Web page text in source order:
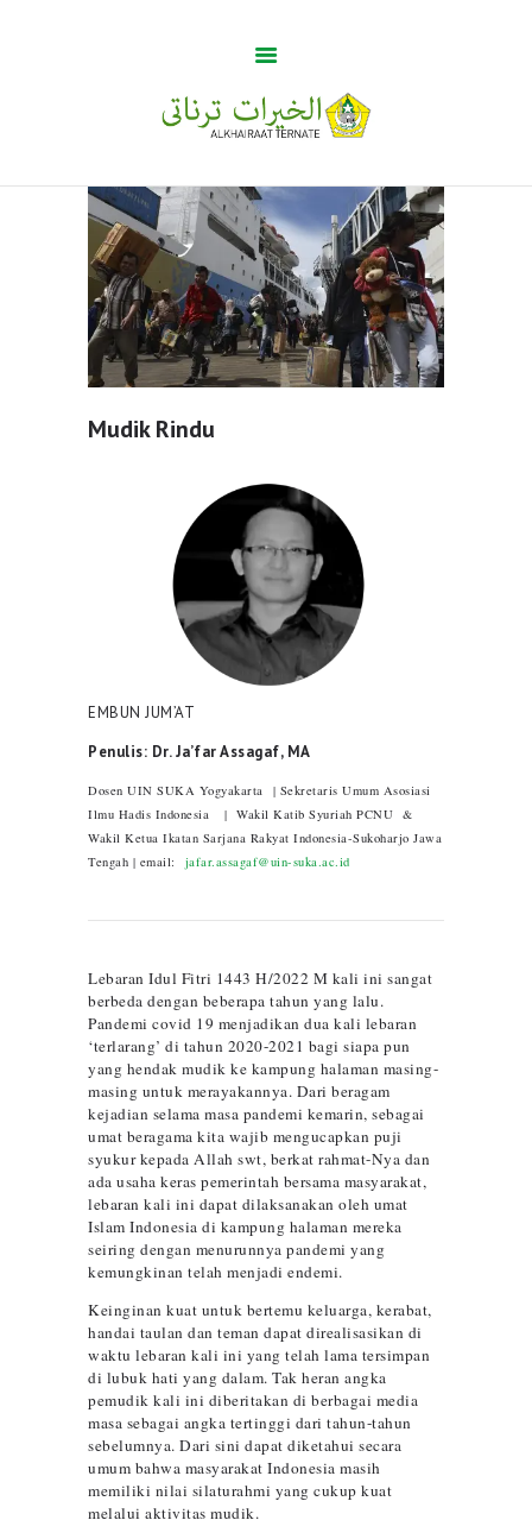
Home
Khabar
BUMA
Profile
Gallery
Mudik Rindu
EMBUN JUM’AT
Penulis: Dr. Ja’far Assagaf, MA
Dosen UIN SUKA Yogyakarta | Sekretaris Umum Asosiasi
Ilmu Hadis Indonesia | Wakil Katib Syuriah PCNU &
Wakil Ketua Ikatan Sarjana Rakyat Indonesia-Sukoharjo Jawa
Tengah | email: jafar.assagaf@uin-suka.ac.id
Lebaran Idul Fitri 1443 H/2022 M kali ini sangat
berbeda dengan beberapa tahun yang lalu.
Pandemi covid 19 menjadikan dua kali lebaran
‘terlarang’ di tahun 2020-2021 bagi siapa pun
yang hendak mudik ke kampung halaman masing-
masing untuk merayakannya. Dari beragam
kejadian selama masa pandemi kemarin, sebagai
umat beragama kita wajib mengucapkan puji
syukur kepada Allah swt, berkat rahmat-Nya dan
ada usaha keras pemerintah bersama masyarakat,
lebaran kali ini dapat dilaksanakan oleh umat
Islam Indonesia di kampung halaman mereka
seiring dengan menurunnya pandemi yang
kemungkinan telah menjadi endemi.
Keinginan kuat untuk bertemu keluarga, kerabat,
handai taulan dan teman dapat direalisasikan di
waktu lebaran kali ini yang telah lama tersimpan
di lubuk hati yang dalam. Tak heran angka
pemudik kali ini diberitakan di berbagai media
masa sebagai angka tertinggi dari tahun-tahun
sebelumnya. Dari sini dapat diketahui secara
umum bahwa masyarakat Indonesia masih
memiliki nilai silaturahmi yang cukup kuat
melalui aktivitas mudik.